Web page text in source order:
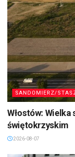
SANDOMIERZ/
Włostów:
świętokrzyskim
2026-08-07